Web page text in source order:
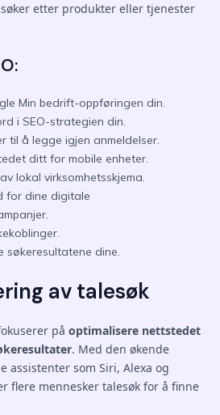
etter produkter eller tjenester
Min bedrift-oppføringen din.
i SEO-strategien din.
til å legge igjen anmeldelser.
ditt for mobile enheter.
lokal virksomhetsskjema.
for dine digitale
søkeresultatene dine.
av talesøk
på optimalisere nettstedet
. Med den økende
assistenter som Siri, Alexa og
flere mennesker talesøk for å finne